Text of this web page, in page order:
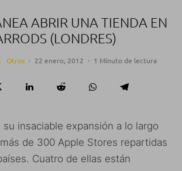
ABRIR UNA TIENDA EN
(LONDRES)
Otros · 22 enero, 2012 · 1 Minuto de lectura
insaciable expansión a lo largo
de 300 Apple Stores repartidas
Cuatro de ellas están